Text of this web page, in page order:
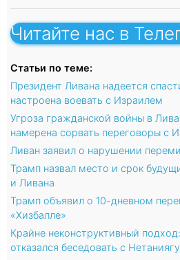
Читайте нас в
Статьи по теме:
Президент Ливана надеется
настроена воевать с Израилем
Угроза гражданской войны в
намерена сорвать переговоры с
Ливан заявил о нарушении
Трамп назвал место и срок
и Ливана
Трамп объявил о 10-дневном
«Хизбалле»
Крайне неконструктивный
отказался беседовать с Нетаниягу